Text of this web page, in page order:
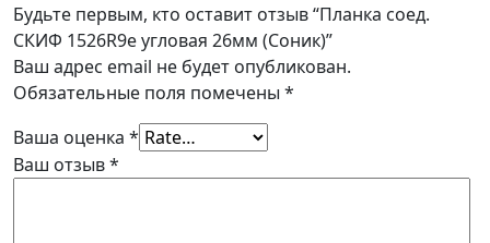
Будьте первым, кто оставит отзыв “Планка соед.
СКИФ 1526R9e угловая 26мм (Соник)”
Ваш адрес email не будет опубликован.
Обязательные поля помечены *
Ваша оценка *
Ваш отзыв*